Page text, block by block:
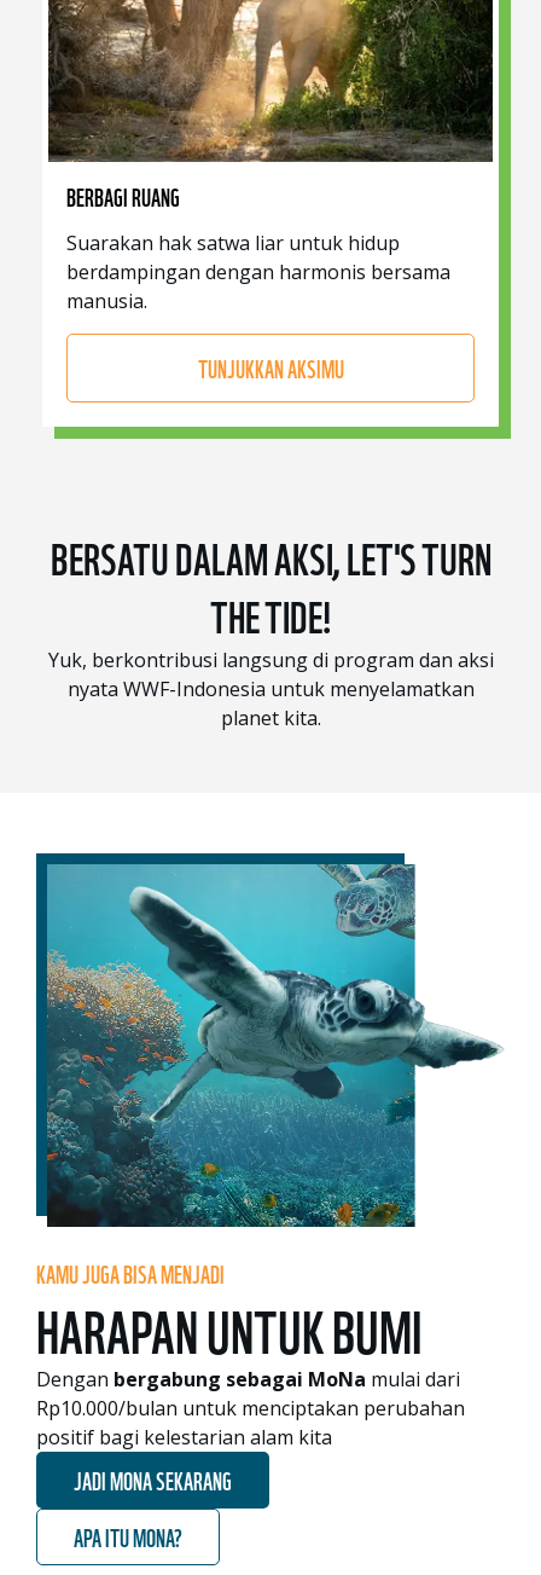
BERBAGI RUANG
Suarakan hak satwa liar untuk hidup
berdampingan dengan harmonis bersama
manusia.
TUNJUKKAN AKSIMU
BERSATU DALAM AKSI, LET'S TURN
THE TIDE!
Yuk, berkontribusi langsung di program dan aksi
nyata WWF-Indonesia untuk menyelamatkan
planet kita.
KAMU JUGA BISA MENJADI
HARAPAN UNTUK BUMI
Dengan bergabung sebagai MoNa mulai dari
Rp10.000/bulan untuk menciptakan perubahan
positif bagi kelestarian alam kita
JADI MONA SEKARANG
APA ITU MONA?